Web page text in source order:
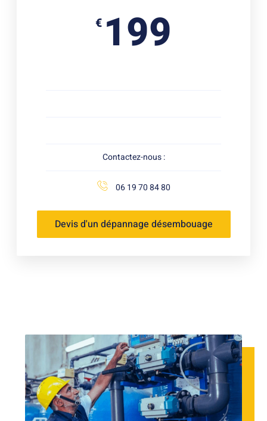
€ 199
Contactez-nous :
06 19 70 84 80
Devis d'un dépannage désembouage